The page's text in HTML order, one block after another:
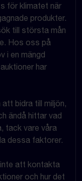
för klimatet när
produkter.
till största mån
Hos oss på
i en mängd
har
bidra till miljön,
ändå hittar vad
tack vare våra
dessa faktorer.
att kontakta
och hur det